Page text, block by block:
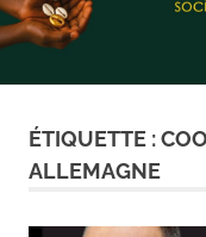
ÉTIQUETTE :
ALLEMAGNE